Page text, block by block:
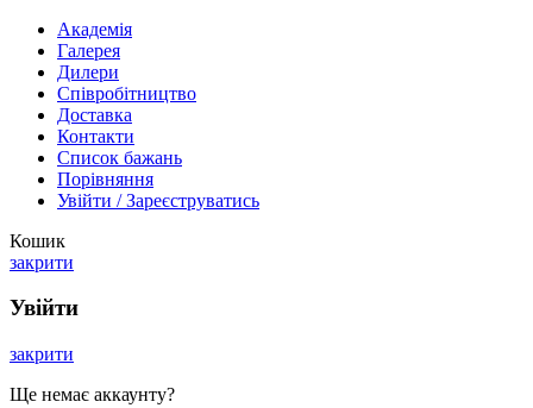
Академія
Галерея
Дилери
Cпівробітництво
Доставка
Контакти
Список бажань
Порівняння
Увійти / Зареєструватись
Кошик
закрити
Увійти
закрити
Ще немає аккаунту?